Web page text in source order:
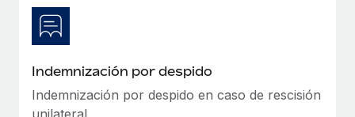
Indemnización por despido
Indemnización por despido en caso de rescisión
unilateral